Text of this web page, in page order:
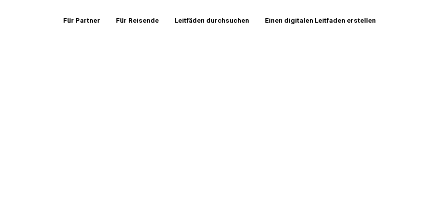
Für Partner Für Reisende Leitfäden durchsuchen Einen digitalen Leitfaden erstellen